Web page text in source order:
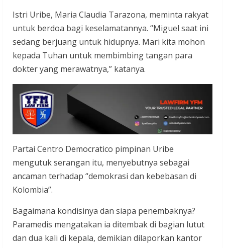
Istri Uribe, Maria Claudia Tarazona, meminta rakyat
untuk berdoa bagi keselamatannya. “Miguel saat ini
sedang berjuang untuk hidupnya. Mari kita mohon
kepada Tuhan untuk membimbing tangan para
dokter yang merawatnya,” katanya.
Partai Centro Democratico pimpinan Uribe
mengutuk serangan itu, menyebutnya sebagai
ancaman terhadap “demokrasi dan kebebasan di
Kolombia”.
Bagaimana kondisinya dan siapa penembaknya?
Paramedis mengatakan ia ditembak di bagian lutut
dan dua kali di kepala, demikian dilaporkan kantor